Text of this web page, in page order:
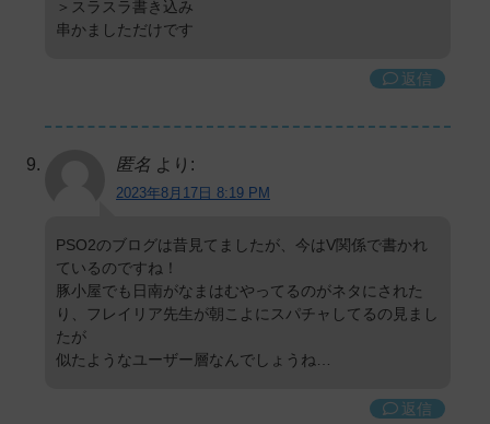
＞スラスラ書き込み
串かましただけです
返信
匿名 より:
2023年8月17日 8:19 PM
PSO2のブログは昔見てましたが、今はV関係で書かれ
ているのですね！
豚小屋でも日南がなまはむやってるのがネタにされた
り、フレイリア先生が朝こよにスパチャしてるの見まし
たが
似たようなユーザー層なんでしょうね…
返信